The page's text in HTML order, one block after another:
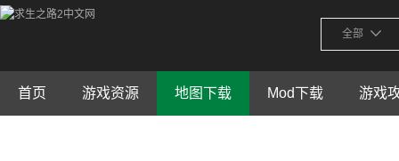
全部
首页 游戏资源 地图下载 Mod下载 游戏